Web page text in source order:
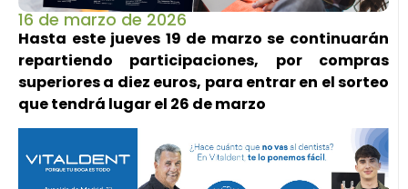
16 de marzo de 2026
Hasta este jueves 19 de marzo se continuarán
repartiendo participaciones, por compras
superiores a diez euros, para entrar en el sorteo
que tendrá lugar el 26 de marzo